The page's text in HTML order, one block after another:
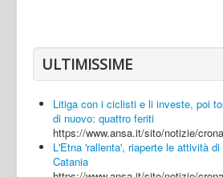
Caserta
Napoli
Salerno
Login
ULTIMISSIME
Litiga con i ciclisti e li investe, poi
di nuovo: quattro feriti
https://www.ansa.it/sito/notizie/
L'Etna 'rallenta', riaperte le attività
Catania